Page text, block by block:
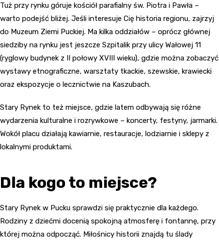
Tuż przy rynku góruje kościół parafialny św. Piotra i Pawła –
warto podejść bliżej. Jeśli interesuje Cię historia regionu, zajrzyj
do Muzeum Ziemi Puckiej. Ma kilka oddziałów – oprócz głównej
siedziby na rynku jest jeszcze Szpitalik przy ulicy Wałowej 11
(ryglowy budynek z II połowy XVIII wieku), gdzie można zobaczyć
wystawy etnograficzne, warsztaty tkackie, szewskie, krawiecki
oraz ekspozycje o lecznictwie na Kaszubach.
Stary Rynek to też miejsce, gdzie latem odbywają się różne
wydarzenia kulturalne i rozrywkowe – koncerty, festyny, jarmarki.
Wokół placu działają kawiarnie, restauracje, lodziarnie i sklepy z
lokalnymi produktami.
Dla kogo to miejsce?
Stary Rynek w Pucku sprawdzi się praktycznie dla każdego.
Rodziny z dziećmi docenią spokojną atmosferę i fontannę, przy
której można odpocząć. Miłośnicy historii znajdą tu ślady